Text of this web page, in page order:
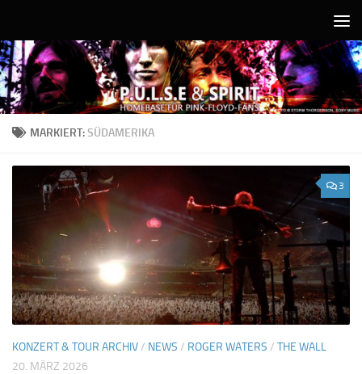
MARKIERT:SÜDAMERIKA
3
KONZERT & TOUR ARCHIV/ NEWS / ROGER WATERS / THE WALL
20. MÄRZ 2026